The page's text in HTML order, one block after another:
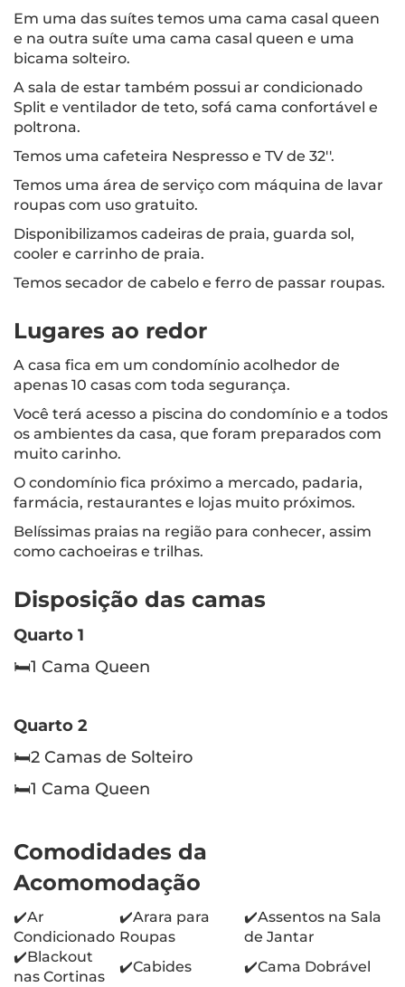
Em uma das suítes temos uma cama casal queen
e na outra suíte uma cama casal queen e uma
bicama solteiro.
A sala de estar também possui ar condicionado
Split e ventilador de teto, sofá cama confortável e
poltrona.
Temos uma cafeteira Nespresso e TV de 32''.
Temos uma área de serviço com máquina de lavar
roupas com uso gratuito.
Disponibilizamos cadeiras de praia, guarda sol,
cooler e carrinho de praia.
Temos secador de cabelo e ferro de passar roupas.
Lugares ao redor
A casa fica em um condomínio acolhedor de
apenas 10 casas com toda segurança.
Você terá acesso a piscina do condomínio e a todos
os ambientes da casa, que foram preparados com
muito carinho.
O condomínio fica próximo a mercado, padaria,
farmácia, restaurantes e lojas muito próximos.
Belíssimas praias na região para conhecer, assim
como cachoeiras e trilhas.
Disposição das camas
Quarto 1
🛏️1 Cama Queen
Quarto 2
🛏️2 Camas de Solteiro
🛏️1 Cama Queen
Comodidades da
Acomomodação
✔️Ar
Condicionado
✔️Arara para
Roupas
✔️Assentos na Sala
de Jantar
✔️Blackout
nas Cortinas
✔️Cabides
✔️Cama Dobrável